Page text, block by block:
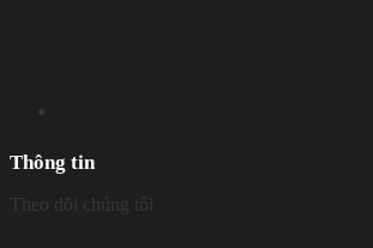
Thông tin
Theo dõi chúng tôi